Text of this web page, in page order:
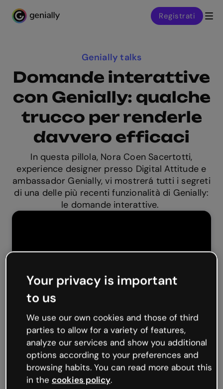
Genialy home page
Registrati
Genially talks
Domande interattive
con Genially: qualche
trucco per renderle
davvero efficaci
In questa pillola, Nora Coen Sacertotti,
experience designer presso Digital Attitude e
ambassador Genially, vi mostrerá tutti i segreti
di una delle più recenti funzionalità di Genially:
le domande interattive.
Your privacy is important
to us
We use our own cookies and those of third
parties to allow for a variety of features,
analyze our services and show you additional
options according to your preferences and
browsing habits. You can read more about this
in the cookies policy.